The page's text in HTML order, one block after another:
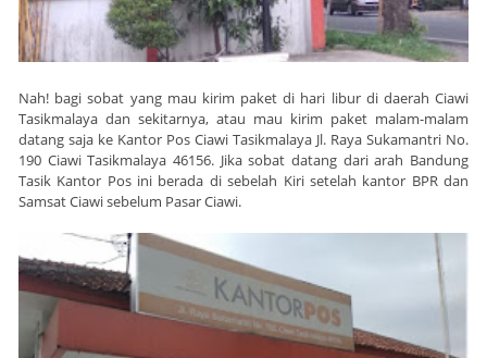
Nah! bagi sobat yang mau kirim paket di hari libur di daerah Ciawi
Tasikmalaya dan sekitarnya, atau mau kirim paket malam-malam
datang saja ke Kantor Pos Ciawi Tasikmalaya Jl. Raya Sukamantri No.
190 Ciawi Tasikmalaya 46156. Jika sobat datang dari arah Bandung
Tasik Kantor Pos ini berada di sebelah Kiri setelah kantor BPR dan
Samsat Ciawi sebelum Pasar Ciawi.